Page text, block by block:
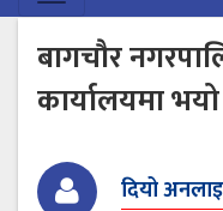
बागचौर
कार्यालयमा
दियो